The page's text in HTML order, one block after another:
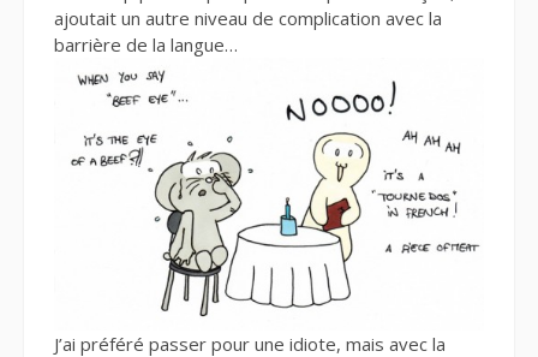
ajoutait un autre niveau de complication avec la
barrière de la langue…
J’ai préféré passer pour une idiote, mais avec la